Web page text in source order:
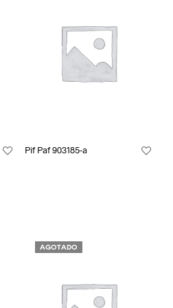
Pif Paf 903185-a
AGOTADO